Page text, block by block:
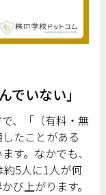
でいない」
、「（有料・無
たことがある
す。なかでも、
5人に1人が何
び上がります。